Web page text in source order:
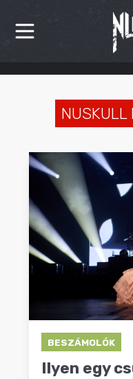
HÍREK
KRITIKÁK
INTERJÚK
PREMIEREK
KULT
MÁSVILÁG
NUSKULL
BESZÁMOLÓK
Ilyen egy